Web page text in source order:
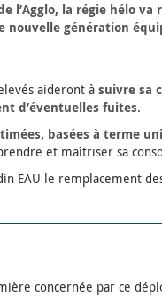
l’Agglo, la régie hélo
nouvelle génération
aideront à suivre sa
d’éventuelles fuites.
basées à terme
et maîtriser sa
EAU le remplacement
concernée par ce